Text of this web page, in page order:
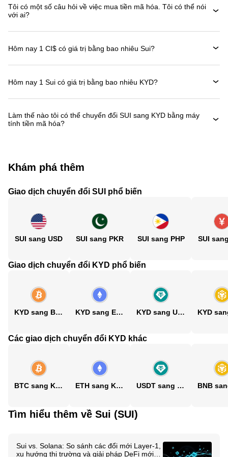
Tôi có một số câu hỏi về việc mua tiền mã hóa. Tôi có thể nói
với ai?
Hôm nay 1 CI$ có giá trị bằng bao nhiêu Sui?
Hôm nay 1 Sui có giá trị bằng bao nhiêu KYD?
Làm thế nào tôi có thể chuyển đổi SUI sang KYD bằng máy
tính tiền mã hóa?
Khám phá thêm
Giao dịch chuyển đổi SUI phổ biến
SUI sang USD SUI sang PKR SUI sang PHP SUI
Giao dịch chuyển đổi KYD phổ biến
KYD sang BTC KYD sang ETH KYD sang USDT
Các giao dịch chuyển đổi KYD khác
BTC sang KYD ETH sang KYD USDT sang KYD
Tìm hiểu thêm về Sui (SUI)
Sui vs. Solana: So sánh các đổi mới Layer-1,
xu hướng thị trường và giải pháp DeFi mới